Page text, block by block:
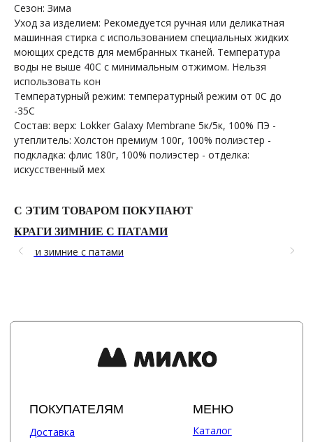
Сезон: Зима
Уход за изделием: Рекомедуется ручная или деликатная
машинная стирка с использованием специальных жидких
моющих средств для мембранных тканей. Температура
воды не выше 40С с минимальным отжимом. Нельзя
использовать кон
Температурный режим: температурный режим от 0С до
-35С
Состав: верх: Lokker Galaxy Membrane 5к/5к, 100% ПЭ -
утеплитель: Холстон премиум 100г, 100% полиэстер -
подкладка: флис 180г, 100% полиэстер - отделка:
искусственный мех
С ЭТИМ ТОВАРОМ ПОКУПАЮТ
КРАГИ ЗИМНИЕ С ПАТАМИ
Краги зимние с патами
Рассрочка
Уход за изделиями
Сертификаты
Оптовые закупки
ПОКУПАТЕЛЯМ МЕНЮ
КОНТАКТЫ
+7 964 420-94-43
СОЦСЕТИ